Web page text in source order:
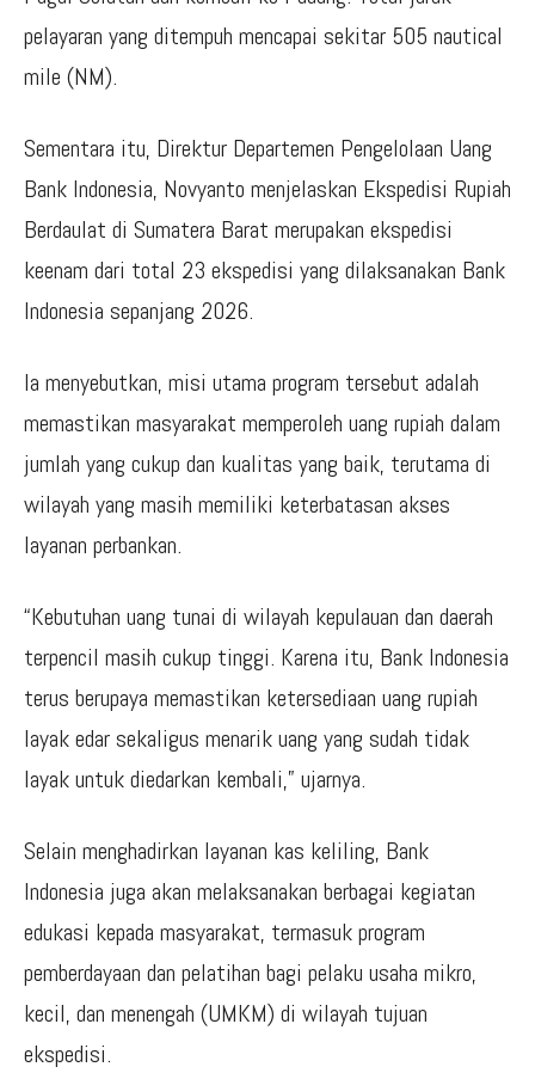
pelayaran yang ditempuh mencapai sekitar 505 nautical
mile (NM).
Sementara itu, Direktur Departemen Pengelolaan Uang
Bank Indonesia, Novyanto menjelaskan Ekspedisi Rupiah
Berdaulat di Sumatera Barat merupakan ekspedisi
keenam dari total 23 ekspedisi yang dilaksanakan Bank
Indonesia sepanjang 2026.
Ia menyebutkan, misi utama program tersebut adalah
memastikan masyarakat memperoleh uang rupiah dalam
jumlah yang cukup dan kualitas yang baik, terutama di
wilayah yang masih memiliki keterbatasan akses
layanan perbankan.
“Kebutuhan uang tunai di wilayah kepulauan dan daerah
terpencil masih cukup tinggi. Karena itu, Bank Indonesia
terus berupaya memastikan ketersediaan uang rupiah
layak edar sekaligus menarik uang yang sudah tidak
layak untuk diedarkan kembali,” ujarnya.
Selain menghadirkan layanan kas keliling, Bank
Indonesia juga akan melaksanakan berbagai kegiatan
edukasi kepada masyarakat, termasuk program
pemberdayaan dan pelatihan bagi pelaku usaha mikro,
kecil, dan menengah (UMKM) di wilayah tujuan
ekspedisi.